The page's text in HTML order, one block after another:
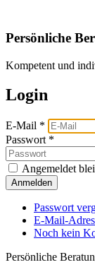
Persönliche
Kompetent und
Login
E-Mail *
Passwort *
Angemeldet
Anmelden
Passwort
E-Mail-
Noch kein
Persönliche